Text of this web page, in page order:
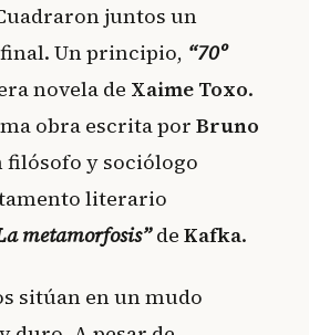
juntos un
Un principio, “70º
novela de Xaime Toxo.
obra escrita por Bruno
filósofo y sociólogo
literario
metamorfosis”de Kafka.
sitúan en un mudo